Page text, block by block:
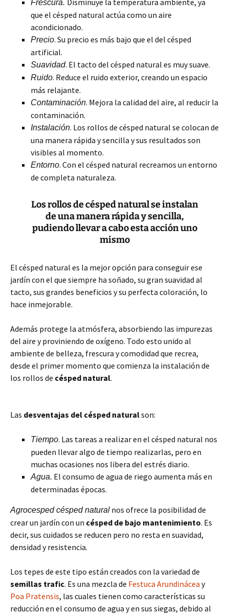
Frescura. Disminuye la temperatura ambiente, ya
que el césped natural actúa como un aire
acondicionado.
Precio. Su precio es más bajo que el del césped
artificial.
Suavidad. El tacto del césped natural es muy suave.
Ruido. Reduce el ruido exterior, creando un espacio
más relajante.
Contaminación. Mejora la calidad del aire, al reducir la
contaminación.
Instalación. Los rollos de césped natural se colocan de
una manera rápida y sencilla y sus resultados son
visibles al momento.
Entorno. Con el césped natural recreamos un entorno
de completa naturaleza.
Los rollos de césped natural se instalan
de una manera rápida y sencilla,
pudiendo llevar a cabo esta acción uno
mismo
El césped natural es la mejor opción para conseguir ese
jardín con el que siempre ha soñado, su gran suavidad al
tacto, sus grandes beneficios y su perfecta coloración, lo
hace inmejorable.
Además protege la atmósfera, absorbiendo las impurezas
del aire y proviniendo de oxígeno. Todo esto unido al
ambiente de belleza, frescura y comodidad que recrea,
desde el primer momento que comienza la instalación de
los rollos de césped natural.
Las desventajas del césped naturalson:
Tiempo. Las tareas a realizar en el césped natural nos
pueden llevar algo de tiempo realizarlas, pero en
muchas ocasiones nos libera del estrés diario.
Agua. El consumo de agua de riego aumenta más en
determinadas épocas.
Agrocesped césped natural nos ofrece la posibilidad de
crear un jardín con un césped de bajo mantenimiento. Es
decir, sus cuidados se reducen pero no resta en suavidad,
densidad y resistencia.
Los tepes de este tipo están creados con la variedad de
semillas trafic. Es una mezcla de Festuca Arundinácea y
Poa Pratensis, las cuales tienen como características su
reducción en el consumo de agua y en sus siegas, debido al